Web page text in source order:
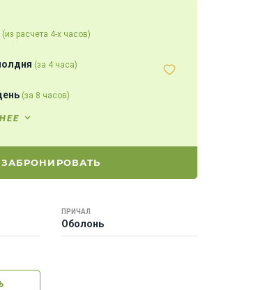
(из расчета 4-х часов)
(за 4 часа)
(за 8 часов)
ЗАБРОНИРОВАТЬ
ПРИЧАЛ
Оболонь